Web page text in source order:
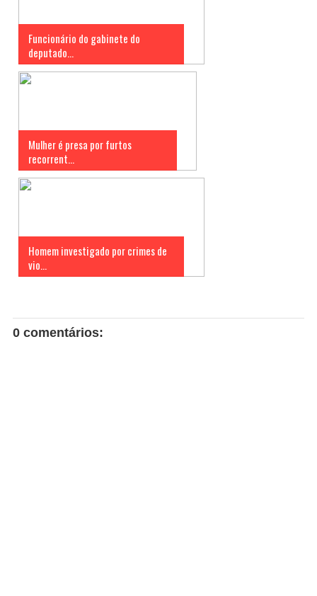
Funcionário do gabinete do
deputado...
Mulher é presa por furtos
recorrent...
Homem investigado por crimes de
vio...
0 comentários: